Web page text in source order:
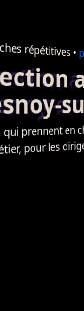
répétitives •
qui prennent en
pour les